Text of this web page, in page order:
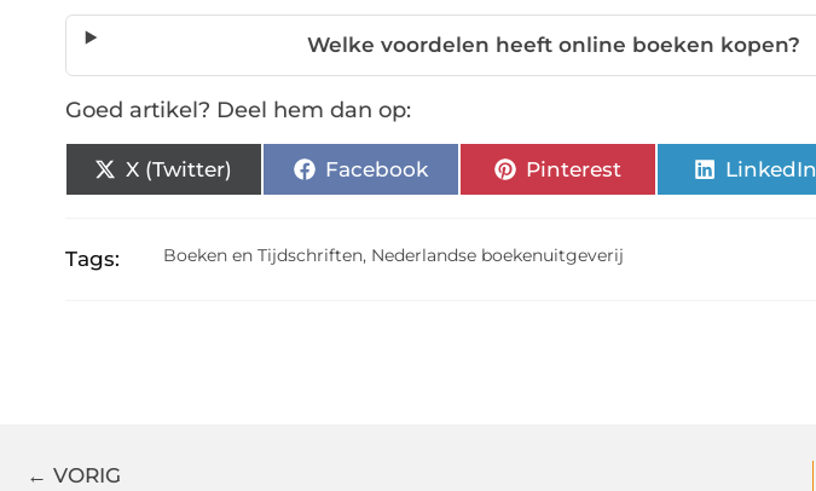
Welke voordelen heeft online boeken kopen?
Goed artikel? Deel hem dan op:
X (Twitter) Facebook Pinterest LinkedIn
Tags: Boeken en Tijdschriften, Nederlandse boekenuitgeverij
← VORIG